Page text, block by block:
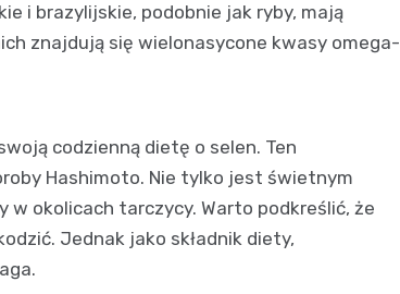
i brazylijskie, podobnie jak ryby, mają
znajdują się wielonasycone kwasy omega-
codzienną dietę o selen. Ten
Hashimoto. Nie tylko jest świetnym
okolicach tarczycy. Warto podkreślić, że
Jednak jako składnik diety,